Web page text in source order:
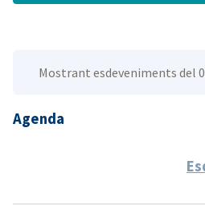
Mostrant esdeveniments del
Agenda